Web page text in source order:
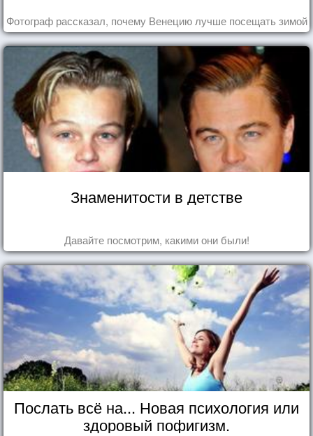
Фотограф рассказал, почему Венецию лучше посещать зимой
Знаменитости в детстве
Давайте посмотрим, какими они были!
Послать всё на... Новая психология или
здоровый пофигизм.